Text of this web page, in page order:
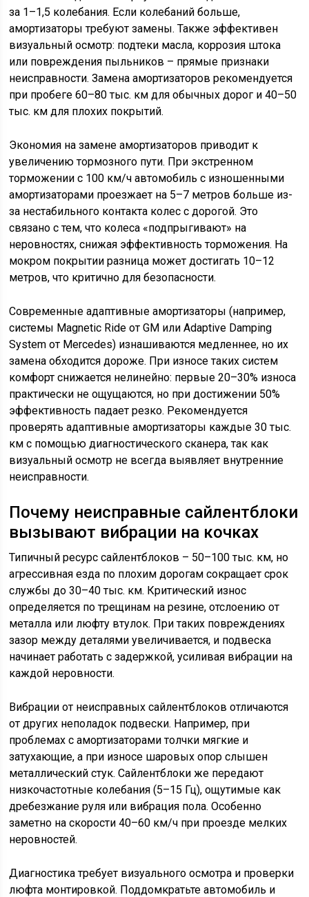
за 1–1,5 колебания. Если колебаний больше,
амортизаторы требуют замены. Также эффективен
визуальный осмотр: подтеки масла, коррозия штока
или повреждения пыльников – прямые признаки
неисправности. Замена амортизаторов рекомендуется
при пробеге 60–80 тыс. км для обычных дорог и 40–50
тыс. км для плохих покрытий.
Экономия на замене амортизаторов приводит к
увеличению тормозного пути. При экстренном
торможении с 100 км/ч автомобиль с изношенными
амортизаторами проезжает на 5–7 метров больше из-
за нестабильного контакта колес с дорогой. Это
связано с тем, что колеса «подпрыгивают» на
неровностях, снижая эффективность торможения. На
мокром покрытии разница может достигать 10–12
метров, что критично для безопасности.
Современные адаптивные амортизаторы (например,
системы Magnetic Ride от GM или Adaptive Damping
System от Mercedes) изнашиваются медленнее, но их
замена обходится дороже. При износе таких систем
комфорт снижается нелинейно: первые 20–30% износа
практически не ощущаются, но при достижении 50%
эффективность падает резко. Рекомендуется
проверять адаптивные амортизаторы каждые 30 тыс.
км с помощью диагностического сканера, так как
визуальный осмотр не всегда выявляет внутренние
неисправности.
Почему неисправные сайлентблоки
вызывают вибрации на кочках
Типичный ресурс сайлентблоков – 50–100 тыс. км, но
агрессивная езда по плохим дорогам сокращает срок
службы до 30–40 тыс. км. Критический износ
определяется по трещинам на резине, отслоению от
металла или люфту втулок. При таких повреждениях
зазор между деталями увеличивается, и подвеска
начинает работать с задержкой, усиливая вибрации на
каждой неровности.
Вибрации от неисправных сайлентблоков отличаются
от других неполадок подвески. Например, при
проблемах с амортизаторами толчки мягкие и
затухающие, а при износе шаровых опор слышен
металлический стук. Сайлентблоки же передают
низкочастотные колебания (5–15 Гц), ощутимые как
дребезжание руля или вибрация пола. Особенно
заметно на скорости 40–60 км/ч при проезде мелких
неровностей.
Диагностика требует визуального осмотра и проверки
люфта монтировкой. Поддомкратьте автомобиль и